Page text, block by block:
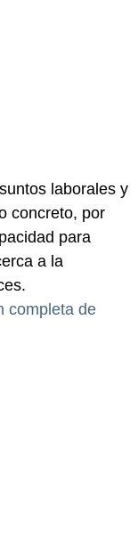
laborales y
concreto, por
para
a la
completa de